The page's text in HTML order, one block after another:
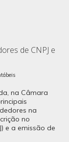
de CNPJ e
na Câmara
na
no
e a emissão de